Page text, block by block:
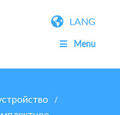
LANG
Menu
/